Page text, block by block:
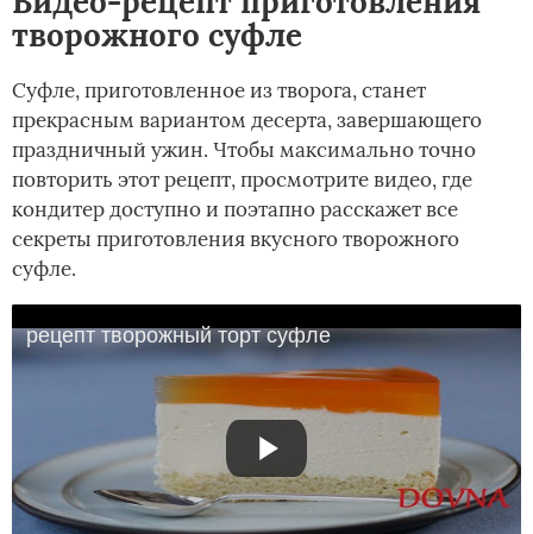
творожного суфле
Суфле, приготовленное из творога, станет
прекрасным вариантом десерта, завершающего
праздничный ужин. Чтобы максимально точно
повторить этот рецепт, просмотрите видео, где
кондитер доступно и поэтапно расскажет все
секреты приготовления вкусного творожного
суфле.
рецепт творожный торт суфле